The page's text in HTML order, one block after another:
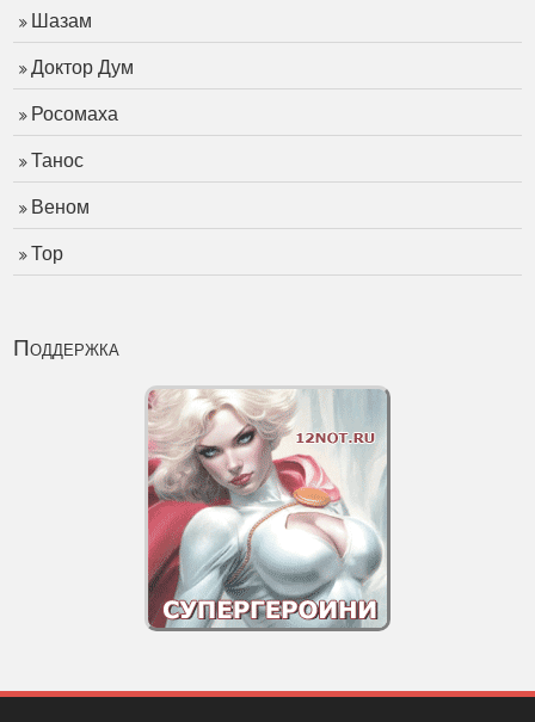
Шазам
Доктор Дум
Росомаха
Танос
Веном
Тор
Поддержка